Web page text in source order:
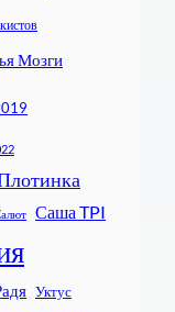
Мозги
Саша TPI
Уктус